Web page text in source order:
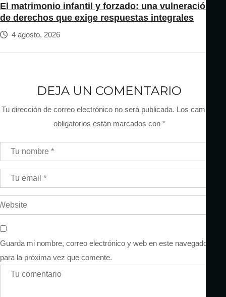
El matrimonio infantil y forzado: una vulneración
de derechos que exige respuestas integrales
4 agosto, 2026
DEJA UN COMENTARIO
Tu dirección de correo electrónico no será publicada. Los campos
obligatorios están marcados con *
Guarda mi nombre, correo electrónico y web en este navegador
para la próxima vez que comente.